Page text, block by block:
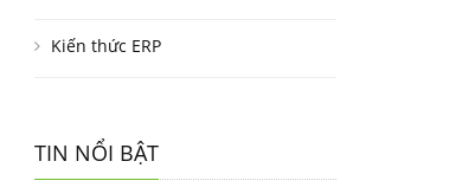
Kiến thức ERP
TIN NỔI BẬT